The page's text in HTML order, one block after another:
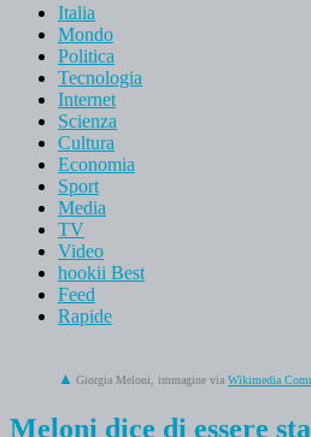
Italia
Mondo
Politica
Tecnologia
Internet
Scienza
Cultura
Economia
Sport
Media
TV
Video
hookii Best
Feed
Rapide
Giorgia Meloni, immagine via Wikimedia
Meloni dice di essere